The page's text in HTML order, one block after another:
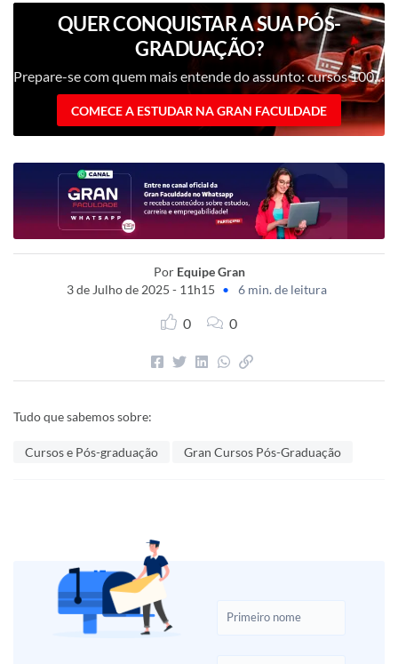
QUER CONQUISTAR A SUA PÓS-
GRADUAÇÃO?
Prepare-se com quem mais entende do assunto: cursos 100% digitais com nota máxima no MEC!
COMECE A ESTUDAR NA GRAN FACULDADE
Por Equipe Gran
3 de Julho de 2025 - 11h15 • 6 min. de leitura
0 0
Tudo que sabemos sobre:
Cursos e Pós-graduação Gran Cursos Pós-Graduação